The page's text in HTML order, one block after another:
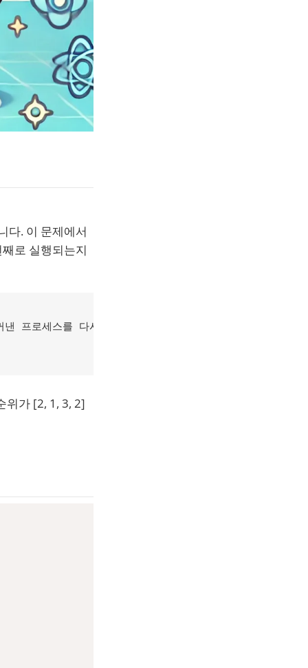
다. 이 문제에서
로 실행되는지
프로세스를 다시 큐에 넣습니다.
위가 [2, 1, 3, 2]